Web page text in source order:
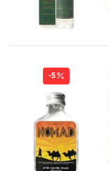
-5